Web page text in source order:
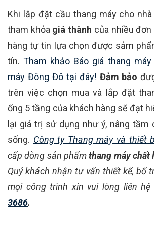
Khi lắp đặt cầu thang máy cho
tham khỏa giá thành của nhiều
hàng tự tin lựa chọn được sảm
tín.Tham khảo Báo giá thang
máy Đông Đô tại đây! Đảm bảo
trên việc chọn mua và lắp đặt
ống 5 tầng của khách hàng sẽ đạt
lại giá trị sử dụng như ý, nâng tầm
sống. Công ty Thang máy và thiết
cấp dòng sản phẩmthang máy chất
Quý khách nhận tư vấn thiết kế, bố
mọi công trình xin vui lòng liên hệ
3686.